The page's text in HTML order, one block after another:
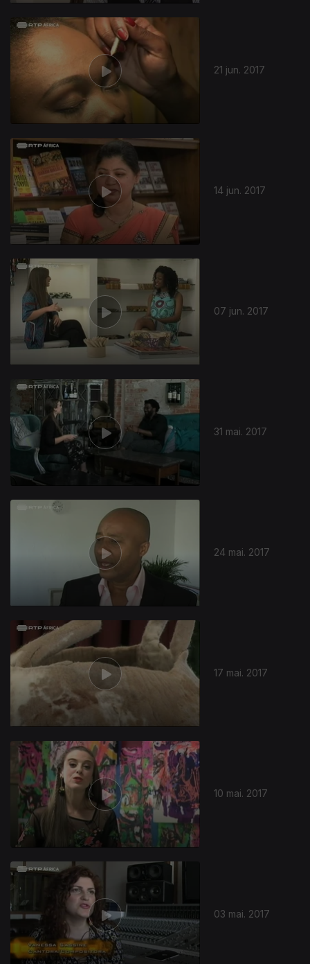
21 jun. 2017
14 jun. 2017
07 jun. 2017
31 mai. 2017
24 mai. 2017
17 mai. 2017
10 mai. 2017
03 mai. 2017
285756